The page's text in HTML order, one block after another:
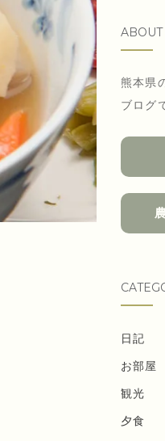
ABOUT
熊本県
ブログ
日記
お部屋
観光
夕食